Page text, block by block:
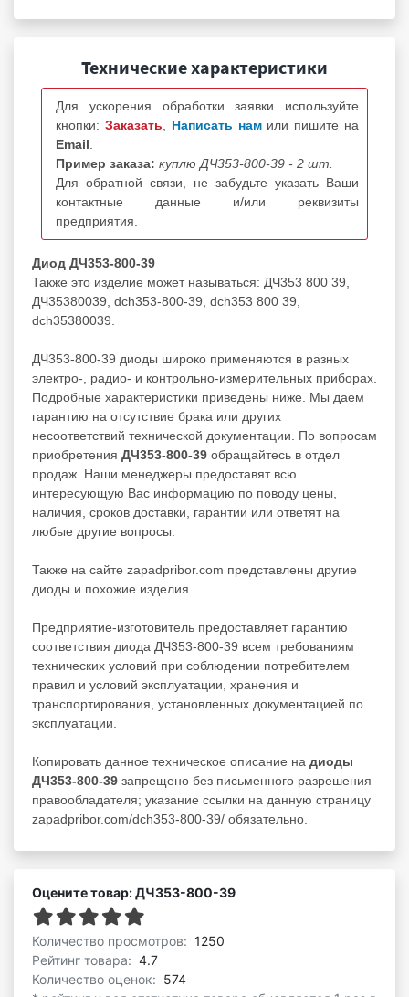
Технические характеристики
Для ускорения обработки заявки используйте
кнопки: Заказать Написать нам или пишите на
Email
Пример заказа: куплю ДЧ353-800-39 - 2 шт.
Для обратной связи, не забудьте указать Ваши
контактные данные и/или реквизиты
предприятия.
Диод ДЧ353-800-39
Также это изделие может называться: ДЧ353 800 39,
ДЧ35380039, dch353-800-39, dch353 800 39,
dch35380039.
ДЧ353-800-39 диоды широко применяются в разных
электро-, радио- и контрольно-измерительных приборах.
Подробные характеристики приведены ниже. Мы даем
гарантию на отсутствие брака или других
несоответствий технической документации. По вопросам
приобретения ДЧ353-800-39 обращайтесь в отдел
продаж. Наши менеджеры предоставят всю
интересующую Вас информацию по поводу цены,
наличия, сроков доставки, гарантии или ответят на
любые другие вопросы.
Также на сайте zapadpribor.com представлены другие
диоды и похожие изделия.
Предприятие-изготовитель предоставляет гарантию
соответствия диода ДЧ353-800-39 всем требованиям
технических условий при соблюдении потребителем
правил и условий эксплуатации, хранения и
транспортирования, установленных документацией по
эксплуатации.
Копировать данное техническое описание на диоды
ДЧ353-800-39 запрещено без письменного разрешения
правообладателя; указание ссылки на данную страницу
zapadpribor.com/dch353-800-39/ обязательно.
Оцените товар: ДЧ353-800-39
Количество просмотров: 1250
Рейтинг товара: 4.7
Количество оценок: 574